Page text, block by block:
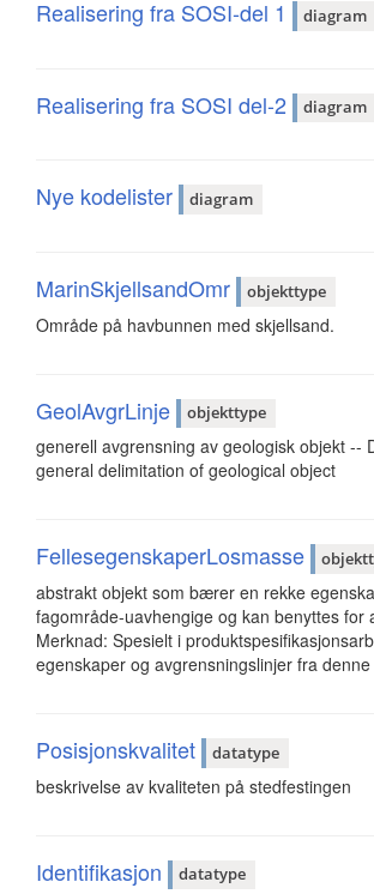
Realisering fra SOSI-del 1 diagram
Realisering fra SOSI del-2 diagram
Nye kodelister diagram
MarinSkjellsandOmr objekttype
Område på havbunnen med skjellsand.
GeolAvgrLinje objekttype
generell avgrensning av geologisk objekt --
general delimitation of geological object
FellesegenskaperLosmasse
abstrakt objekt som bærer en rekke
fagområde-uavhengige og kan benyttes for
Merknad: Spesielt i
egenskaper og avgrensningslinjer fra
Posisjonskvalitet datatype
beskrivelse av kvaliteten på stedfestingen
Identifikasjon datatype